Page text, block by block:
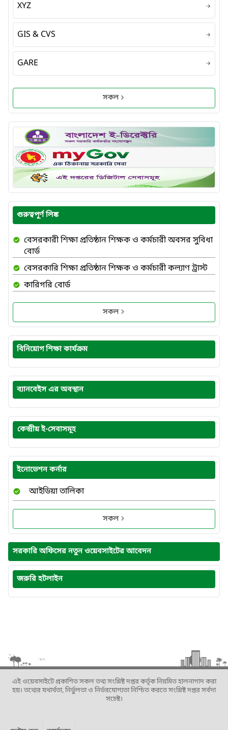
XYZ
GIS & CVS
GARE
সকল
গুরুত্বপূর্ণ লিঙ্ক
বেসরকারী শিক্ষা প্রতিষ্ঠান শিক্ষক ও কর্মচারী অবসর সুবিধা
বোর্ড
বেসরকারি শিক্ষা প্রতিষ্ঠান শিক্ষক ও কর্মচারী কল্যাণ ট্রাস্ট
কারিগরি বোর্ড
সকল
বিনিয়োগ শিক্ষা কার্যক্রম
ব্যানবেইস এর অবস্থান
কেন্দ্রীয় ই-সেবাসমূহ
ইনোভেশন কর্নার
আইডিয়া তালিকা
সকল
সরকারি অফিসের নতুন ওয়েবসাইটের আবেদন
জরুরি হটলাইন
এই ওয়েবসাইটে প্রকাশিত সকল তথ্য সংশ্লিষ্ট দপ্তর কর্তৃক নিয়মিত হালনাগাদ করা
হয়। তথ্যের যথার্থতা, নির্ভুলতা ও নির্ভরযোগ্যতা নিশ্চিত করতে সংশ্লিষ্ট দপ্তর সর্বদা
সচেষ্ট।